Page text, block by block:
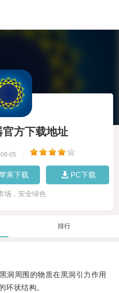
方下载地址
05
果下载 PC下载
场，安全绿色
排行
周围的物质在黑洞引力作用
环状结构。